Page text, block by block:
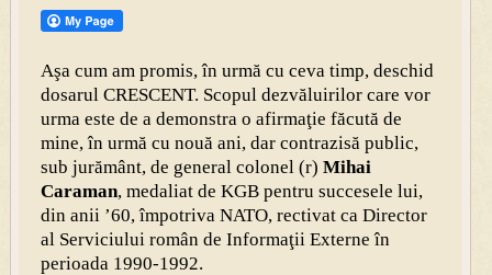
Aşa cum am promis, în urmă cu ceva timp, deschid
dosarul CRESCENT. Scopul dezvăluirilor care vor
urma este de a demonstra o afirmaţie făcută de
mine, în urmă cu nouă ani, dar contrazisă public,
sub jurământ, de general colonel (r) Mihai
Caraman, medaliat de KGB pentru succesele lui,
din anii ’60, împotriva NATO, rectivat ca Director
al Serviciului român de Informaţii Externe în
perioada 1990-1992.